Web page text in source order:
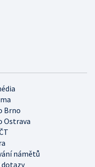
Brno
Ostrava
námětů
dotazy